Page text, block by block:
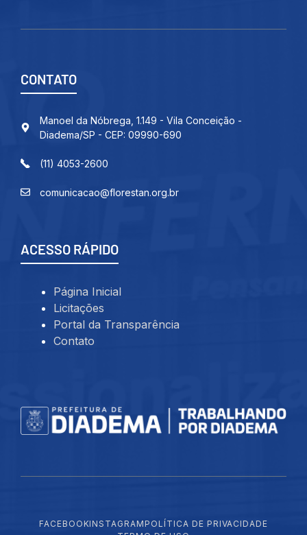
CONTATO
Manoel da Nóbrega, 1.149 - Vila Conceição -
Diadema/SP - CEP: 09990-690
(11) 4053-2600
comunicacao@florestan.org.br
ACESSO RÁPIDO
Página Inicial
Licitações
Portal da Transparência
Contato
FACEBOOKINSTAGRAMPOLÍTICA DE PRIVACIDADE